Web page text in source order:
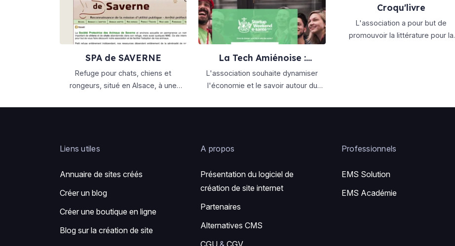
SPA de SAVERNE
Refuge pour chats, chiens et
rongeurs, situé en Alsace, à une
Strasbourg. Petit refuge totalement
La Tech Amiénoise :
rassembler les acteurs du
numérique
L'association souhaite dynamiser
l'économie et le savoir autour du
Croqu'livre
L'association a pour but de
promouvoir la littérature pour la
Liens utiles
Annuaire de sites créés
Créer un blog
Créer une boutique en ligne
Blog sur la création de site
A propos
Présentation du logiciel de
création de site internet
Partenaires
Alternatives CMS
CGU &CGV
Professionnels
EMS Solution
EMS Académie